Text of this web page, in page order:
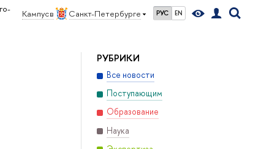
Кампус в Санкт-Петербурге РУС EN
РУБРИКИ
Все новости
Поступающим
Образование
Наука